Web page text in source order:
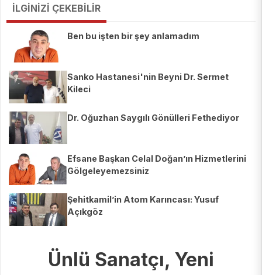
İLGİNİZİ ÇEKEBİLİR
Ben bu işten bir şey anlamadım
Sanko Hastanesi'nin Beyni Dr. Sermet
Kileci
Dr. Oğuzhan Saygılı Gönülleri Fethediyor
Efsane Başkan Celal Doğan’ın Hizmetlerini
Gölgeleyemezsiniz
Şehitkamil’in Atom Karıncası: Yusuf
Açıkgöz
Ünlü Sanatçı, Yeni